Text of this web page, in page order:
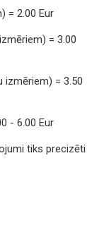
= 2.00 Eur
= 3.00
izmēriem) = 3.50
- 6.00 Eur
tiks precizēti